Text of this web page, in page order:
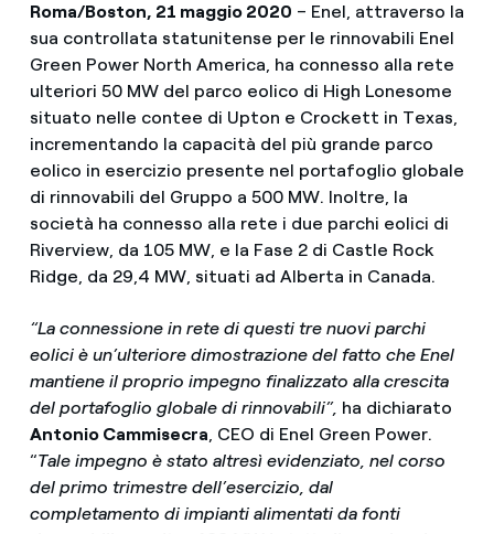
Roma/Boston, 21 maggio 2020 – Enel, attraverso la
sua controllata statunitense per le rinnovabili Enel
Green Power North America, ha connesso alla rete
ulteriori 50 MW del parco eolico di High Lonesome
situato nelle contee di Upton e Crockett in Texas,
incrementando la capacità del più grande parco
eolico in esercizio presente nel portafoglio globale
di rinnovabili del Gruppo a 500 MW. Inoltre, la
società ha connesso alla rete i due parchi eolici di
Riverview, da 105 MW, e la Fase 2 di Castle Rock
Ridge, da 29,4 MW, situati ad Alberta in Canada.
“La connessione in rete di questi tre nuovi parchi
eolici è un’ulteriore dimostrazione del fatto che Enel
mantiene il proprio impegno finalizzato alla crescita
del portafoglio globale di rinnovabili”, ha dichiarato
Antonio Cammisecra, CEO di Enel Green Power.
“Tale impegno è stato altresì evidenziato, nel corso
del primo trimestre dell’esercizio, dal
completamento di impianti alimentati da fonti